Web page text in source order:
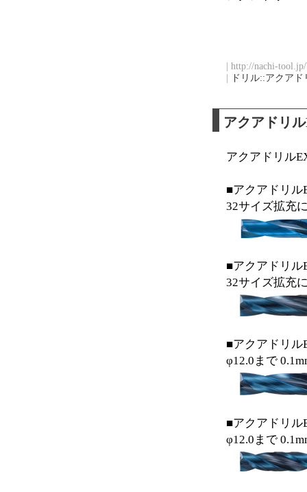
| http://nachi-
ドリル::アクア
アクアドリ
アクアドリル
■アクアドリル
32サイズ拡充
■アクアドリル
32サイズ拡充
■アクアドリル
φ12.0まで
■アクアドリル
φ12.0まで